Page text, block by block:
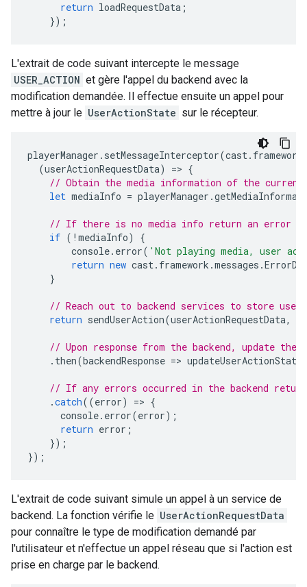
return loadRequestData ;
});
L'extrait de code suivant intercepte le message
USER_ACTION et gère l'appel du backend avec la
modification demandée. Il effectue ensuite un appel pour
mettre à jour le UserActionState sur le récepteur.
playerManager . setMessageInterceptor(cast. framework
(userActionRequestData) => {
// Obtain the media information of the
let mediaInfo = playerManager .
// If there is no media info return an error
if ( ! mediaInfo)
{
console. error( 'Not playing media, user
return new cast. framework .messages .
}
// Reach out to backend services to store
return sendUserAction(userActionRequestData,
// Upon response from the backend, update
. then(backendResponse => updateUserActionStates
// If any errors occurred in the backend
.catch((error) => {
console. error(error);
return error ;
});
});
L'extrait de code suivant simule un appel à un service de
backend. La fonction vérifie le UserActionRequestData
pour connaître le type de modification demandé par
l'utilisateur et n'effectue un appel réseau que si l'action est
prise en charge par le backend.